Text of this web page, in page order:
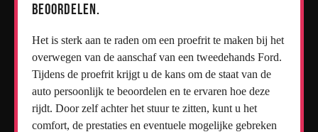
beoordelen.
Het is sterk aan te raden om een proefrit te maken bij het
overwegen van de aanschaf van een tweedehands Ford.
Tijdens de proefrit krijgt u de kans om de staat van de
auto persoonlijk te beoordelen en te ervaren hoe deze
rijdt. Door zelf achter het stuur te zitten, kunt u het
comfort, de prestaties en eventuele mogelijke gebreken